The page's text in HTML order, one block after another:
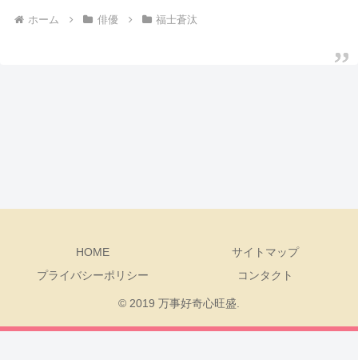
ホーム 俳優 福士蒼汰
HOME
サイトマップ
プライバシーポリシー
コンタクト
© 2019 万事好奇心旺盛.